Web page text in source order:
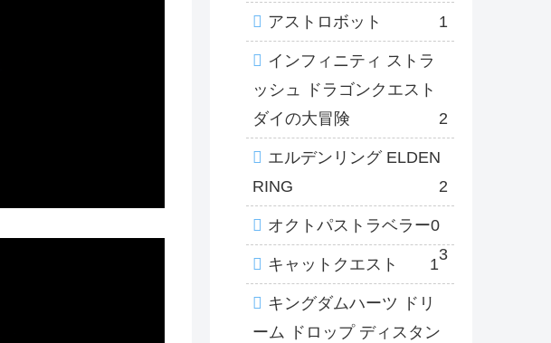
アストロボット 1
インフィニティ ストラ
ッシュ ドラゴンクエスト
ダイの大冒険
2
エルデンリング ELDEN
RING
2
オクトパストラベラー0
3
キャットクエスト 1
キングダムハーツ ドリ
ーム ドロップ ディスタン